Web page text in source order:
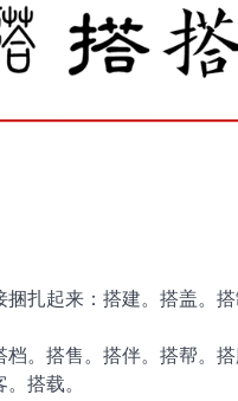
扎起来：搭建。搭盖。搭
。搭售。搭伴。搭帮。搭
搭载。